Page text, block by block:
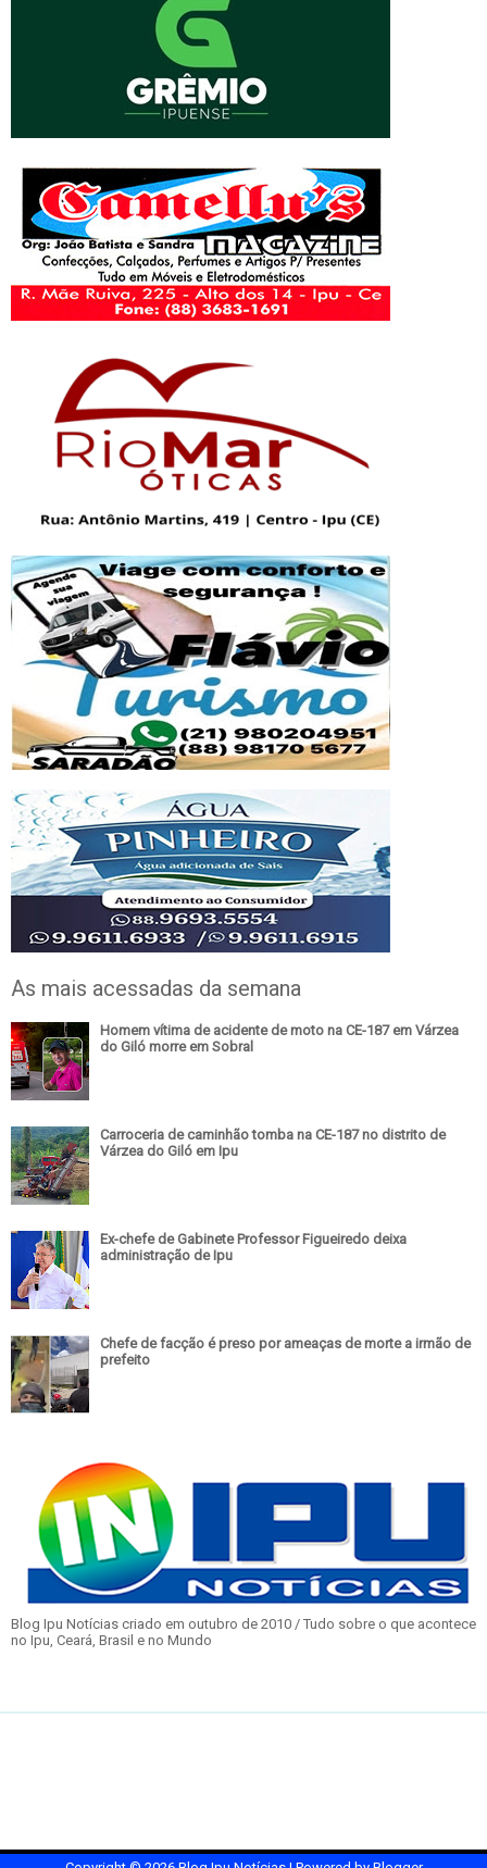
As mais acessadas da semana
Homem vítima de acidente de moto na CE-187 em Várzea
do Giló morre em Sobral
Carroceria de caminhão tomba na CE-187 no distrito de
Várzea do Giló em Ipu
Ex-chefe de Gabinete Professor Figueiredo deixa
administração de Ipu
Chefe de facção é preso por ameaças de morte a irmão de
prefeito
Blog Ipu Notícias criado em outubro de 2010 / Tudo sobre o que acontece
no Ipu, Ceará, Brasil e no Mundo